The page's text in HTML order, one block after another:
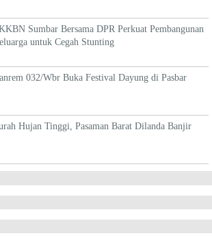
Sumbar Bersama DPR Perkuat Pembangunan
untuk Cegah Stunting
032/Wbr Buka Festival Dayung di Pasbar
Hujan Tinggi, Pasaman Barat Dilanda Banjir